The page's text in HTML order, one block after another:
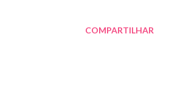
COMPARTILHAR